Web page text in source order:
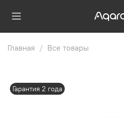
Главная Все товары
Гарантия 2 года